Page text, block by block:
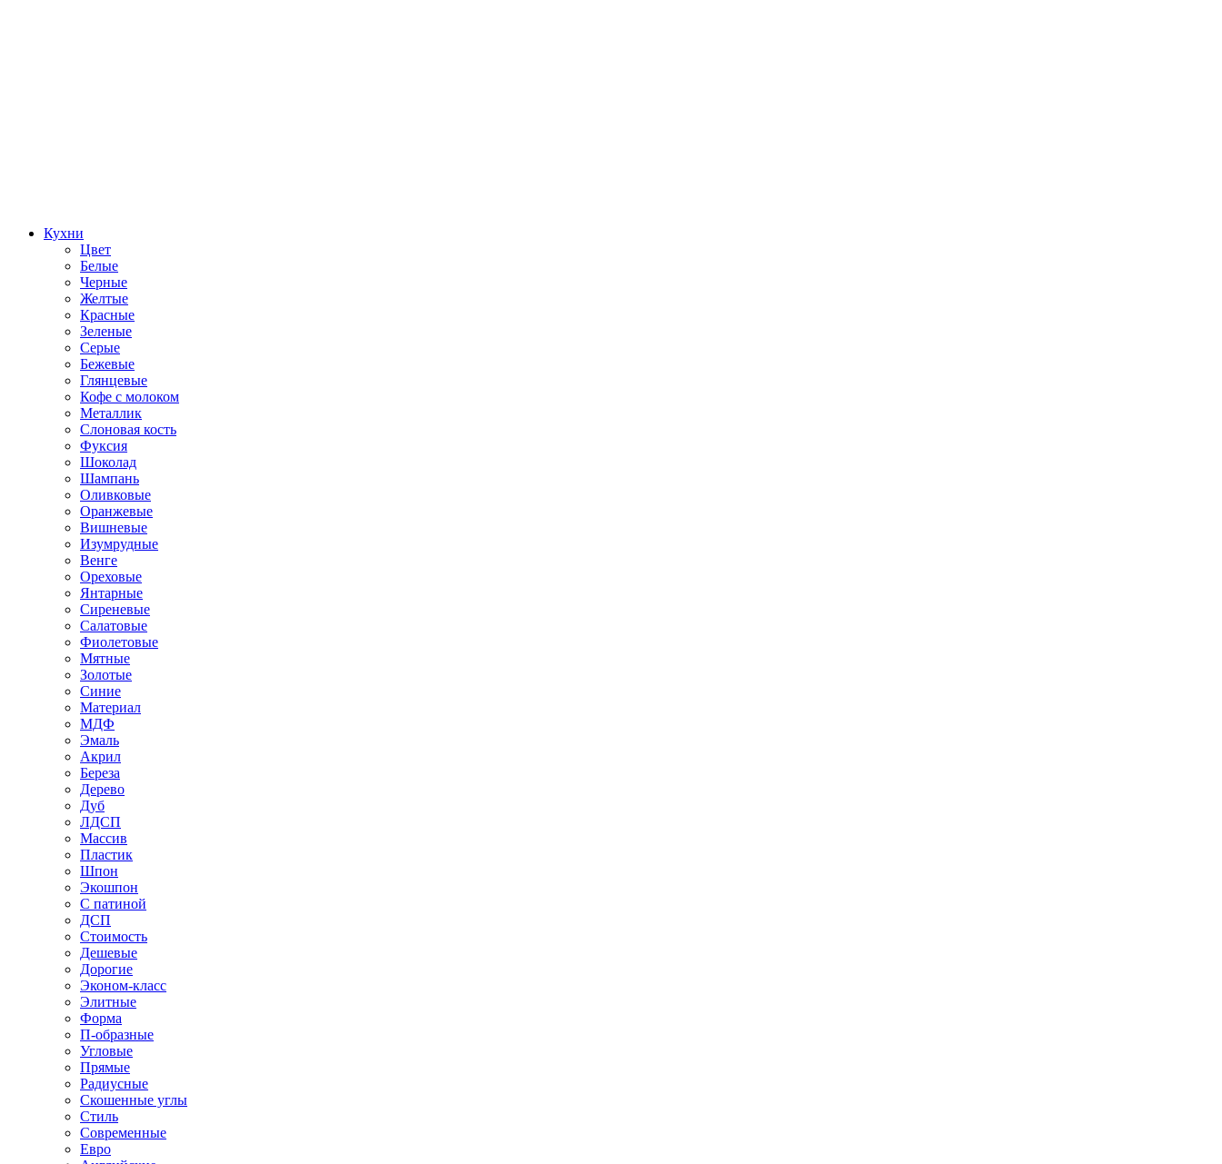
Кухни
Цвет
Белые
Черные
Желтые
Красные
Зеленые
Серые
Бежевые
Глянцевые
Кофе с молоком
Металлик
Слоновая кость
Фуксия
Шоколад
Шампань
Оливковые
Оранжевые
Вишневые
Изумрудные
Венге
Ореховые
Янтарные
Сиреневые
Салатовые
Фиолетовые
Мятные
Золотые
Синие
Материал
МДФ
Эмаль
Акрил
Береза
Дерево
Дуб
ЛДСП
Массив
Пластик
Шпон
Экошпон
С патиной
ДСП
Стоимость
Дешевые
Дорогие
Эконом-класс
Элитные
Форма
П-образные
Угловые
Прямые
Радиусные
Скошенные углы
Стиль
Современные
Евро